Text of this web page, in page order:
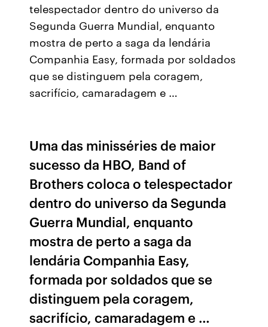
telespectador dentro do universo da
Segunda Guerra Mundial, enquanto
mostra de perto a saga da lendária
Companhia Easy, formada por soldados
que se distinguem pela coragem,
sacrifício, camaradagem e …
Uma das minisséries de maior
sucesso da HBO, Band of
Brothers coloca o telespectador
dentro do universo da Segunda
Guerra Mundial, enquanto
mostra de perto a saga da
lendária Companhia Easy,
formada por soldados que se
distinguem pela coragem,
sacrifício, camaradagem e …